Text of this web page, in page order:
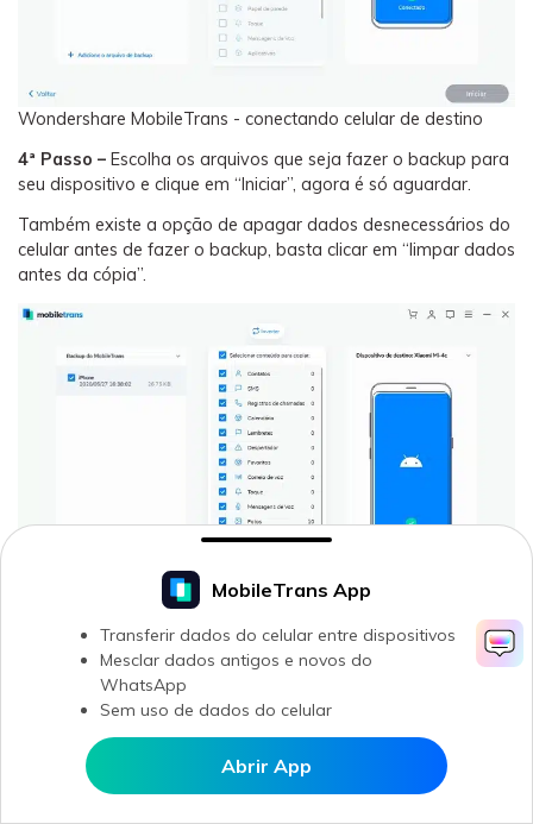
Abrir MobileTrans APP
MobileTrans App
Transferir dados do celular entre dispositivos
Mesclar dados antigos e novos do
WhatsApp
Sem uso de dados do celular
Abrir App
Wondershare MobileTrans - conectando celular de destino
4ª Passo – Escolha os arquivos que seja fazer o backup para
seu dispositivo e clique em “Iniciar”, agora é só aguardar.
Também existe a opção de apagar dados desnecessários do
celular antes de fazer o backup, basta clicar em “limpar dados
antes da cópia”.
Wondershare MobileTrans - selecionar arquivos para copiar e
marcar "Limpar dados antes da cópia"
5ª Passo –Após a finalização do processo, sempre confira os
dados extraídos para o celular, antes de desconectá-lo do
seu computador.
Veja como fazer a restauração e